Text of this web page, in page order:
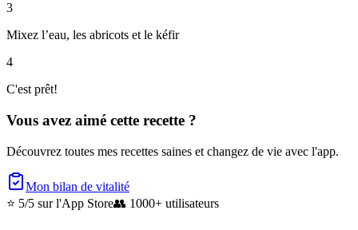
3
Mixez l’eau, les abricots et le kéfir
4
C'est prêt!
Vous avez aimé cette recette ?
Découvrez toutes mes recettes saines et changez de vie avec l'app.
Mon bilan de vitalité
⭐ 5/5 sur l'App Store👥 1000+ utilisateurs